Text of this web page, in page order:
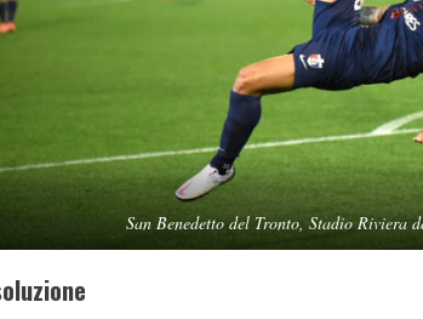
San Benedetto del Tronto, Stadio Riviera